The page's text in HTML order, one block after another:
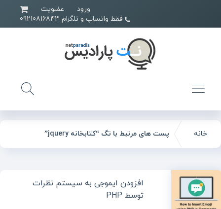
ورود
عضویت
خانه پست های مرتبط با تگ “کتابخانه jquery”
افزودن ایموجی به سیستم نظرات
توسط PHP